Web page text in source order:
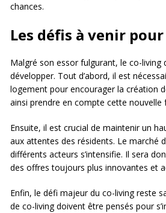
chances.
Les défis à venir
Malgré son essor fulgurant, le co-
développer. Tout d’abord, il est
logement pour encourager la création
ainsi prendre en compte cette nouvelle
Ensuite, il est crucial de maintenir un
aux attentes des résidents. Le marché
différents acteurs s’intensifie. Il sera
des offres toujours plus innovantes et
Enfin, le défi majeur du co-living reste
de co-living doivent être pensés pour